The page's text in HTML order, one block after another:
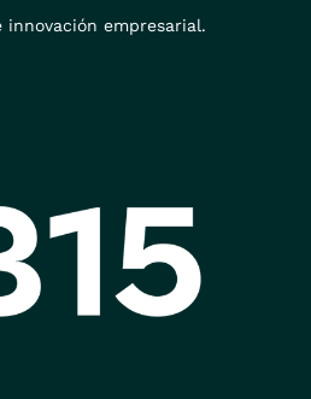
innovación empresarial.